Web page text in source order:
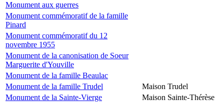
Monument aux guerres
Monument commémoratif de la famille
Pinard
Monument commémoratif du 12
novembre 1955
Monument de la canonisation de Soeur
Marguerite d'Youville
Monument de la famille Beaulac
Monument de la famille Trudel
Maison Trudel
Monument de la Sainte-Vierge
Maison Sainte-Thérèse